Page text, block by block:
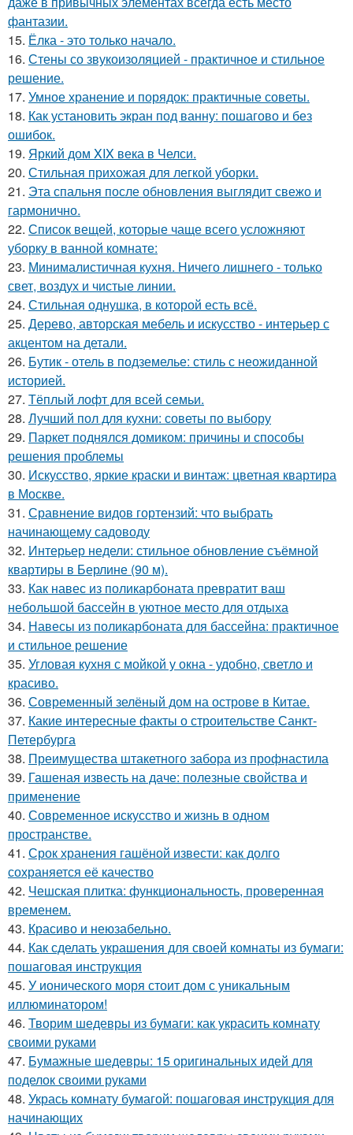
фантазии.
15. Ёлка - это только начало.
16. Стены со звукоизоляцией - практичное и стильное
решение.
17. Умное хранение и порядок: практичные советы.
18. Как установить экран под ванну: пошагово и без
ошибок.
19. Яркий дом XIX века в Челси.
20. Стильная прихожая для легкой уборки.
21. Эта спальня после обновления выглядит свежо и
гармонично.
22. Список вещей, которые чаще всего усложняют
уборку в ванной комнате:
23. Минималистичная кухня. Ничего лишнего - только
свет, воздух и чистые линии.
24. Стильная однушка, в которой есть всё.
25. Дерево, авторская мебель и искусство - интерьер с
акцентом на детали.
26. Бутик - отель в подземелье: стиль с неожиданной
историей.
27. Тёплый лофт для всей семьи.
28. Лучший пол для кухни: советы по выбору
29. Паркет поднялся домиком: причины и способы
решения проблемы
30. Искусство, яркие краски и винтаж: цветная квартира
в Москве.
31. Сравнение видов гортензий: что выбрать
начинающему садоводу
32. Интерьер недели: стильное обновление съёмной
квартиры в Берлине (90 м).
33. Как навес из поликарбоната превратит ваш
небольшой бассейн в уютное место для отдыха
34. Навесы из поликарбоната для бассейна: практичное
и стильное решение
35. Угловая кухня с мойкой у окна - удобно, светло и
красиво.
36. Современный зелёный дом на острове в Китае.
37. Какие интересные факты о строительстве Санкт-
Петербурга
38. Преимущества штакетного забора из профнастила
39. Гашеная известь на даче: полезные свойства и
применение
40. Современное искусство и жизнь в одном
пространстве.
41. Срок хранения гашёной извести: как долго
сохраняется её качество
42. Чешская плитка: функциональность, проверенная
временем.
43. Красиво и неюзабельно.
44. Как сделать украшения для своей комнаты из бумаги:
пошаговая инструкция
45. У ионического моря стоит дом с уникальным
иллюминатором!
46. Творим шедевры из бумаги: как украсить комнату
своими руками
47. Бумажные шедевры: 15 оригинальных идей для
поделок своими руками
48. Укрась комнату бумагой: пошаговая инструкция для
начинающих